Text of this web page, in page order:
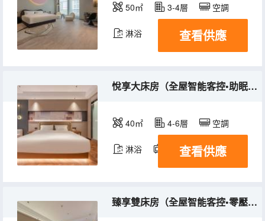
50㎡ 3-4層 空調
淋浴 查看供應
悅享大床房（全屋智能客控•助眠床墊•65寸投屏電視）
40㎡ 4-6層 空調
淋浴 電視機
查看供應
臻享雙床房（全屋智能客控•零壓床墊•65寸投屏電視）